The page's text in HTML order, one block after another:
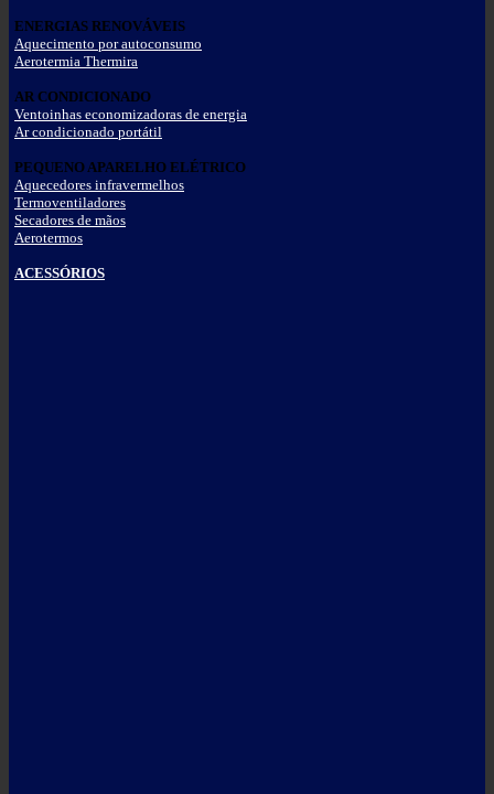
ENERGIAS RENOVÁVEIS
Aquecimento por autoconsumo
Aerotermia Thermira
AR CONDICIONADO
Ventoinhas economizadoras de energia
Ar condicionado portátil
PEQUENO APARELHO ELÉTRICO
Aquecedores infravermelhos
Termoventiladores
Secadores de mãos
Aerotermos
ACESSÓRIOS